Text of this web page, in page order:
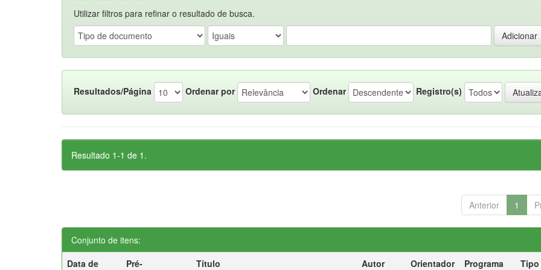
Utilizar filtros para refinar o resultado de busca.
Resultados/Página Ordenar por Ordenar Registro(s)
Resultado 1-1 de 1.
Anterior 1
Conjunto de itens:
Data de
Pré-
Título Autor Orientador Programa
Tipo